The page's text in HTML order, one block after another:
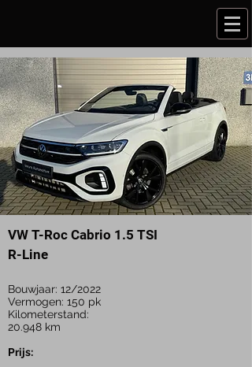
VW T-Roc Cabrio 1.5 TSI
R-Line
Bouwjaar: 12/2022
Vermogen: 150 pk
Kilometerstand:
20.948 km
Prijs: